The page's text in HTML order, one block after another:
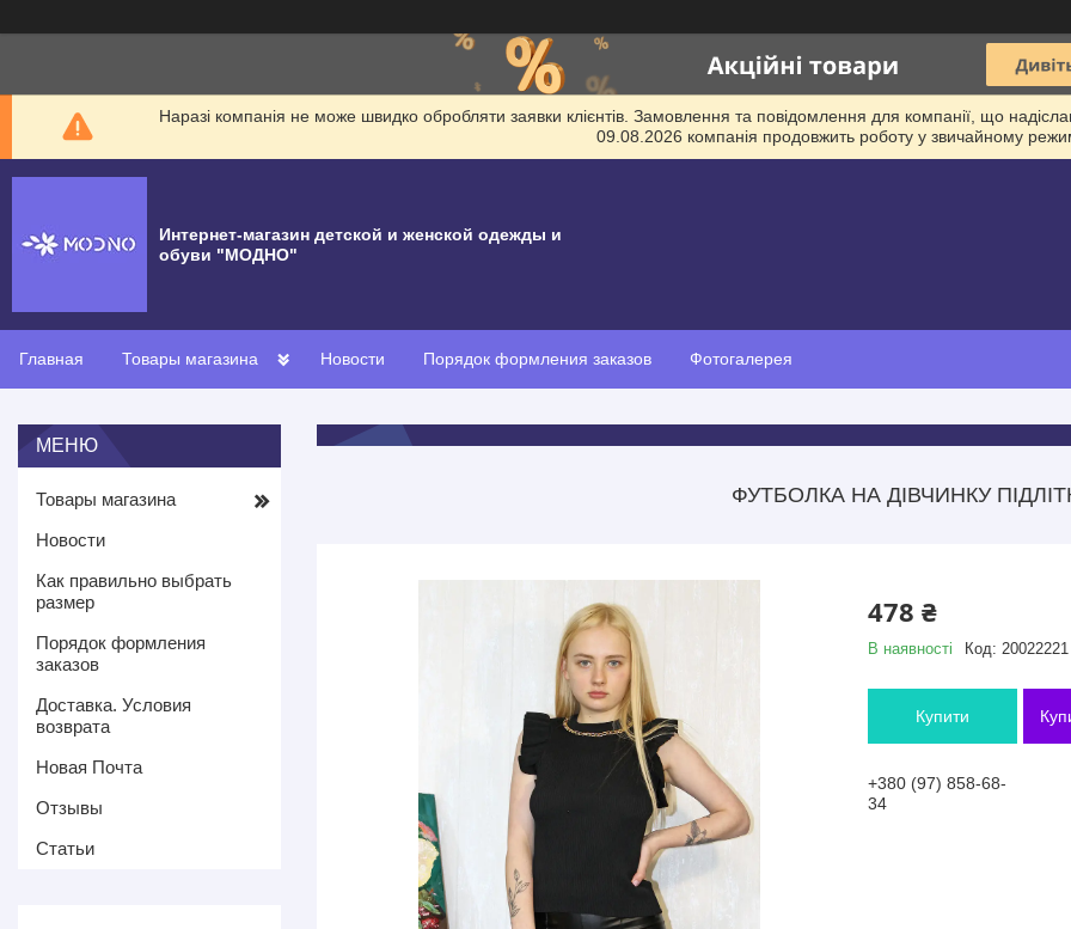
Наразі компанія не може швидко обробляти заявки клієнтів. Замовлення та повідомлення для компанії, що
09.08.2026 компанія продовжить роботу у звичайному
Интернет-магазин детской и женской одежды и
обуви "МОДНО"
Главная Товары магазина Новости Порядок формления заказов Фотогалерея
ФУТБОЛКА НА ДІВЧИНКУ
478 ₴
В наявності Код: 20022221
Купити
+380 (97) 858-68-
34
Товары магазина
Новости
Как правильно выбрать
размер
Порядок формления
заказов
Доставка. Условия
возврата
Новая Почта
Отзывы
Статьи